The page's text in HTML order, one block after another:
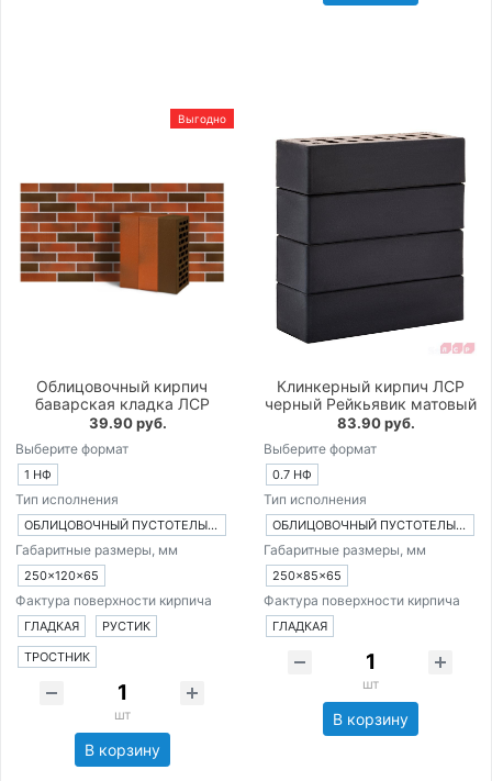
Выгодно
Облицовочный кирпич
баварская кладка ЛСР
39.90 руб.
Выберите формат
1 НФ
Тип исполнения
ОБЛИЦОВОЧНЫЙ ПУСТОТЕЛЫЙ КИРПИЧ
Габаритные размеры, мм
250×120×65
Фактура поверхности кирпича
ГЛАДКАЯ
РУСТИК
ТРОСТНИК
шт
В корзину
Клинкерный кирпич ЛСР
черный Рейкьявик матовый
83.90 руб.
Выберите формат
0.7 НФ
Тип исполнения
ОБЛИЦОВОЧНЫЙ ПУСТОТЕЛЫЙ КИРПИЧ
Габаритные размеры, мм
250×85×65
Фактура поверхности кирпича
ГЛАДКАЯ
шт
В корзину